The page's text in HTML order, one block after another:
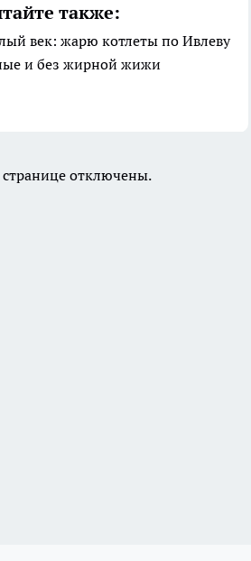
также:
век: жарю котлеты по Ивлеву
и без жирной жижи
отключены.